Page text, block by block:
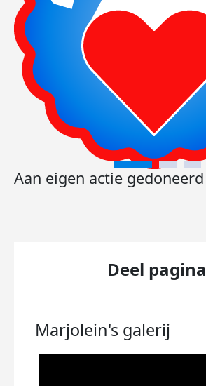
Aan eigen actie gedoneerd
Deel pagina
Marjolein's galerij